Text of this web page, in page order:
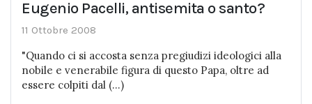
Eugenio Pacelli, antisemita o santo?
11 Ottobre 2008
"Quando ci si accosta senza pregiudizi ideologici alla
nobile e venerabile figura di questo Papa, oltre ad
essere colpiti dal (...)